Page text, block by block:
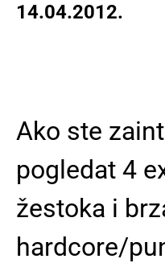
14.04.2012.
Ako ste
pogledat 4
žestoka i
hardcore/